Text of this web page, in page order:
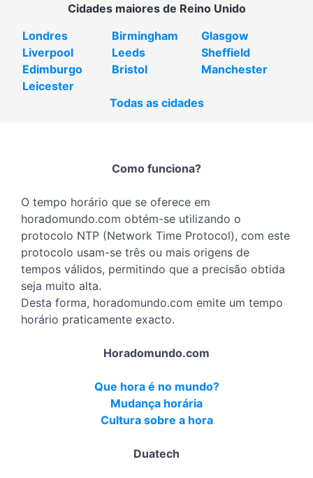
Cidades maiores de Reino Unido
Londres
Birmingham
Glasgow
Liverpool
Leeds
Sheffield
Edimburgo
Bristol
Manchester
Leicester
Todas as cidades
Como funciona?
O tempo horário que se oferece em
horadomundo.com obtém-se utilizando o
protocolo NTP (Network Time Protocol), com este
protocolo usam-se três ou mais origens de
tempos válidos, permitindo que a precisão obtida
seja muito alta.
Desta forma, horadomundo.com emite um tempo
horário praticamente exacto.
Horadomundo.com
Que hora é no mundo?
Mudança horária
Cultura sobre a hora
Duatech